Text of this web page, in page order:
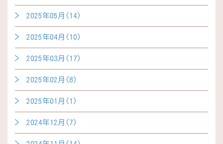
2025年05月(14)
2025年04月(10)
2025年03月(17)
2025年02月(8)
2025年01月(1)
2024年12月(7)